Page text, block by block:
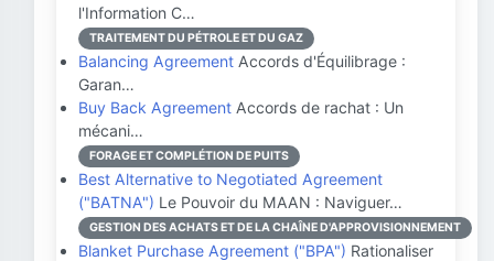
l'Information C…
TRAITEMENT DU PÉTROLE ET DU GAZ
Balancing Agreement Accords d'Équilibrage :
Garan…
Buy Back Agreement Accords de rachat : Un
mécani…
FORAGE ET COMPLÉTION DE PUITS
Best Alternative to Negotiated Agreement
("BATNA") Le Pouvoir du MAAN : Naviguer…
GESTION DES ACHATS ET DE LA CHAÎNE D'APPROVISIONNEMENT
Blanket Purchase Agreement ("BPA") Rationaliser